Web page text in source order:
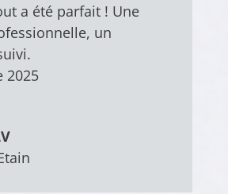
a été parfait ! Une
un
2025